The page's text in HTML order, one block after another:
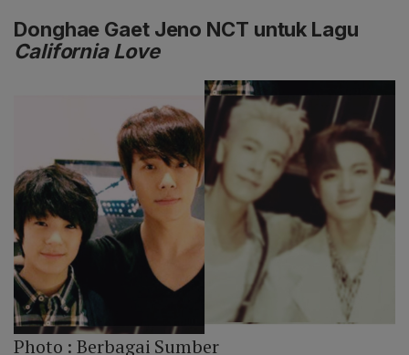
Donghae Gaet Jeno NCT untuk Lagu
California Love
Photo :Berbagai Sumber